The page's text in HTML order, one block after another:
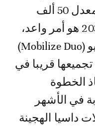
روكس (Appel Rockas-e) بمعدل 50 ألف
وحدة سنويا بحلول عام 2030 هو أمر واعد،
كما هو الحال مع موبيليز ديو (Mobilize Duo)
قريبا في
الخطوة
في الأشهر
داسيا الهجينة